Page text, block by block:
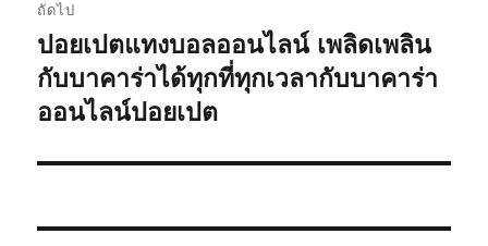
ถัดไป
เรื่อง
ต่อ
ไป:
ปอยเปตแทงบอลออนไลน์ เพลิดเพลิน
กับบาคาร่าได้ทุกที่ทุกเวลากับบาคาร่า
ออนไลน์ปอยเปต